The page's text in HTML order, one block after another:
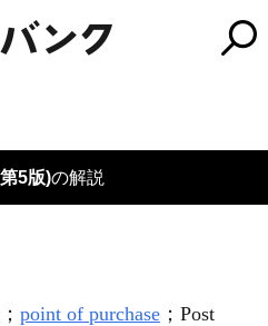
5版)の解説
； point of purchase ；Post